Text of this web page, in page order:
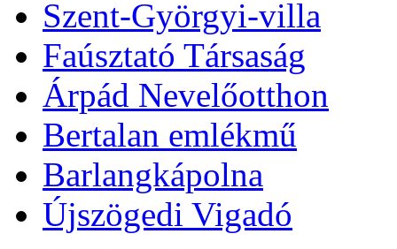
Szent-Györgyi-villa
Faúsztató Társaság
Árpád Nevelőotthon
Bertalan emlékmű
Barlangkápolna
Újszögedi Vigadó